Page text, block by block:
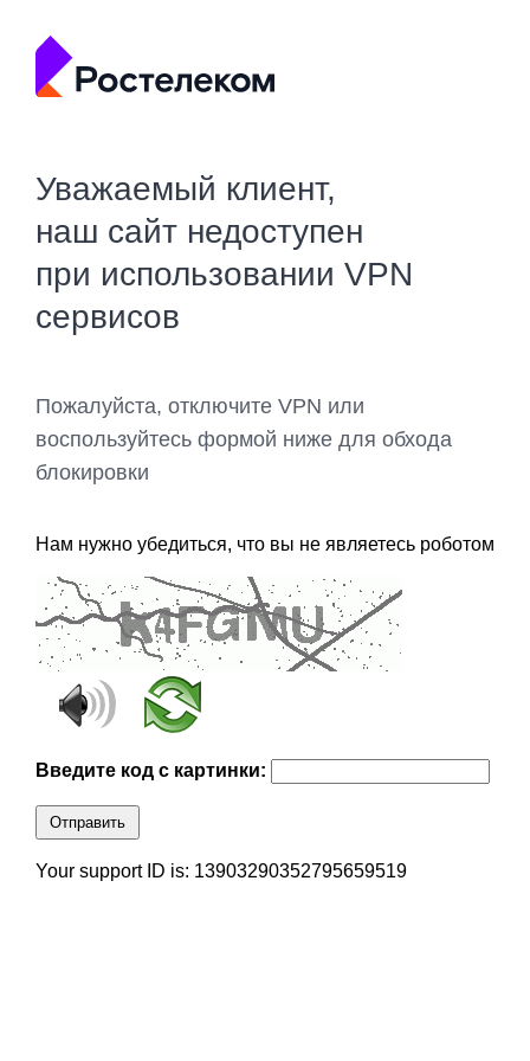
Уважаемый клиент,
наш сайт недоступен
при использовании VPN
сервисов
Пожалуйста, отключите VPN или
воспользуйтесь формой ниже для обхода
блокировки
Нам нужно убедиться, что вы не являетесь роботом
Введите код с картинки:
Отправить
Your support ID is: 13903290352795659519